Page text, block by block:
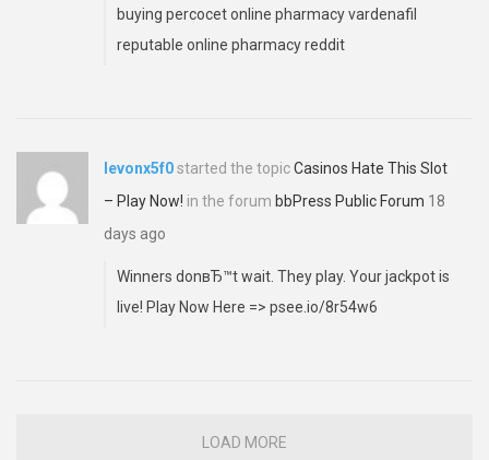
buying percocet online pharmacyvardenafil
reputable online pharmacy reddit
levonx5f0started the topicCasinos Hate This Slot
– Play Now! in the forum bbPress Public Forum 18
days ago
Winners donвЂ™t wait. They play. Your jackpot is
live! Play Now Here => psee.io/8r54w6
LOAD MORE